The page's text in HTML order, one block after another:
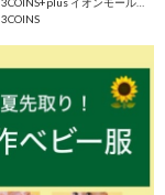
3COINS